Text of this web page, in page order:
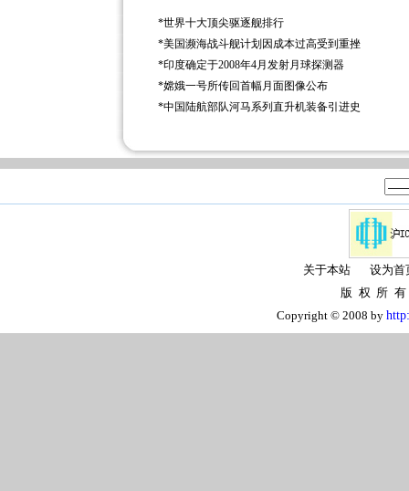
*世界十大顶尖驱逐舰排行
*美国濒海战斗舰计划因成本过高受到重挫
*印度确定于2008年4月发射月球探测器
*嫦娥一号所传回首幅月面图像公布
*中国陆航部队河马系列直升机装备引进史